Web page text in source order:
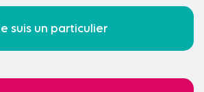
suis un particulier